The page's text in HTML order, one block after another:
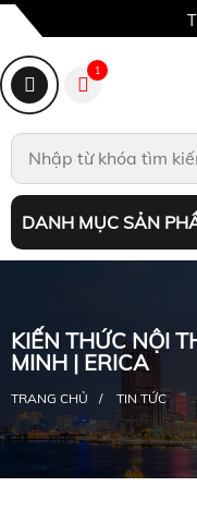
1
DANH MỤC SẢN
KIẾN THỨC NỘI
MINH | ERICA
TRANG CHỦ TIN TỨC